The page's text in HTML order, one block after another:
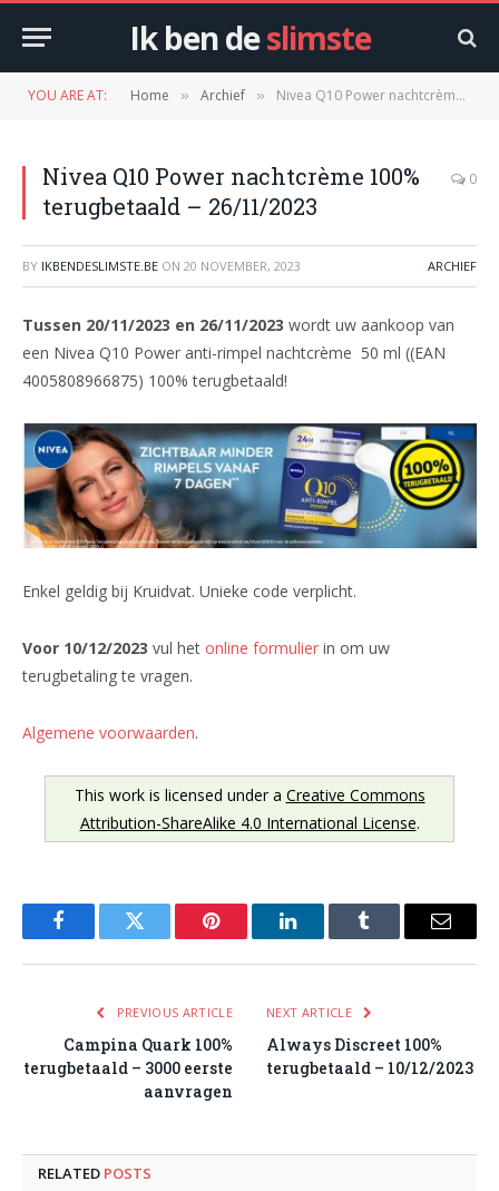
Ik ben deslimste
YOU ARE AT: Home » Archief » Nivea Q10 Power nachtcrème 100% terugbetaald – 26/11/2023
Nivea Q10 Power nachtcrème 100%
terugbetaald – 26/11/2023
0
BY IKBENDESLIMSTE.BE ON 20 NOVEMBER, 2023 ARCHIEF
Tussen 20/11/2023 en 26/11/2023 wordt uw aankoop van
een Nivea Q10 Power anti-rimpel nachtcrème 50 ml ((EAN
4005808966875) 100% terugbetaald!
Enkel geldig bij Kruidvat. Unieke code verplicht.
Voor 10/12/2023 vul het online formulier in om uw
terugbetaling te vragen.
Algemene voorwaarden.
This work is licensed under a Creative Commons
Attribution-ShareAlike 4.0 International License.
FacebookTwitter Pinterest LinkedInTumblr Email
PREVIOUS ARTICLE
Campina Quark 100%
terugbetaald – 3000 eerste
aanvragen
NEXT ARTICLE
Always Discreet 100%
terugbetaald – 10/12/2023
RELATED POSTS